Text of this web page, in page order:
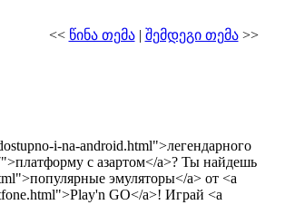
<< წინა თემა| შემდეგი თემა>>
i-na-android.html">легендарного
с азартом</a>? Ты найдешь
эмуляторы</a> от <a
GO</a>! Играй <a